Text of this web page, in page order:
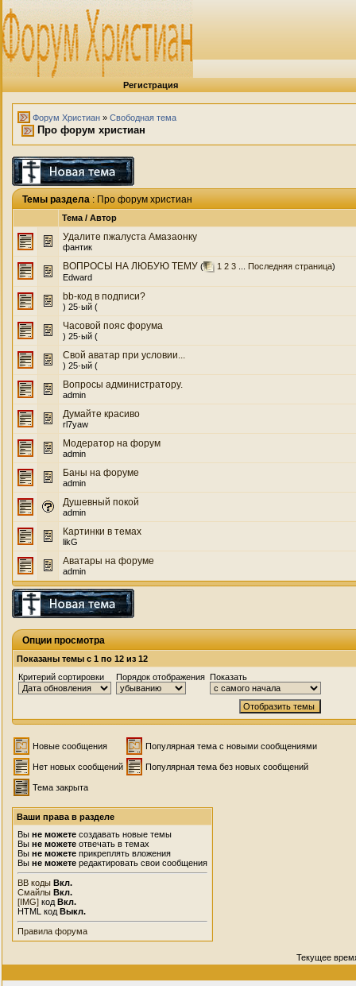
Регистрация
Форум Христиан » Свободная тема
Про форум христиан
Темы раздела: Про форум христиан
Тема / Автор
Удалите пжалуста Амазаонку
фантик
ВОПРОСЫ НА ЛЮБУЮ ТЕМУ ( 1 2 3 Последняя страница)
Edward
bb-код в подписи?
) 25·ый (
Часовой пояс форума
) 25·ый (
Свой аватар при условии...
) 25·ый (
Вопросы администратору.
admin
Думайте красиво
rl7yaw
Модератор на форум
admin
Баны на форуме
admin
Душевный покой
admin
Картинки в темах
likG
Аватары на форуме
admin
Опции просмотра
Показаны темы с 1 по 12 из 12
Критерий сортировки
Порядок отображения Показать
Новые сообщения Популярная тема с новыми сообщениями
Нет новых сообщений Популярная тема без новых сообщений
Тема закрыта
Ваши права в разделе
Вы не можете создавать новые темы
Вы не можете отвечать в темах
Вы не можете прикреплять вложения
Вы не можете редактировать свои сообщения
BB коды Вкл.
Смайлы Вкл.
[IMG] код Вкл.
HTML код Выкл.
Правила форума
Текущее